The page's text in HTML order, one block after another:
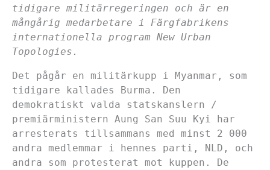
tidigare militärregeringen och är en
mångårig medarbetare i Färgfabrikens
internationella program New Urban
Topologies.
Det pågår en militärkupp i Myanmar, som
tidigare kallades Burma. Den
demokratiskt valda statskanslern /
premiärministern Aung San Suu Kyi har
arresterats tillsammans med minst 2 000
andra medlemmar i hennes parti, NLD, och
andra som protesterat mot kuppen. De